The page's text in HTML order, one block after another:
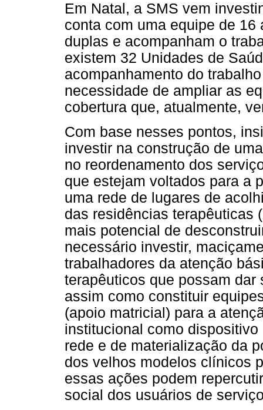
Em Natal, a SMS vem
conta com uma equipe de
duplas e acompanham o
existem 32 Unidades de
acompanhamento do
necessidade de ampliar as
cobertura que, atualmente,
Com base nesses pontos,
investir na construção de
no reordenamento dos
que estejam voltados para a
uma rede de lugares de
das residências terapêuticas
mais potencial de
necessário investir,
trabalhadores da atenção
terapêuticos que possam
assim como constituir
(apoio matricial) para a
institucional como
rede e de materialização da
dos velhos modelos clínicos
essas ações podem
social dos usuários de